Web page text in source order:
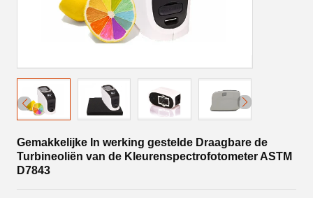
Gemakkelijke In werking gestelde Draagbare de
Turbineoliën van de Kleurenspectrofotometer ASTM
D7843